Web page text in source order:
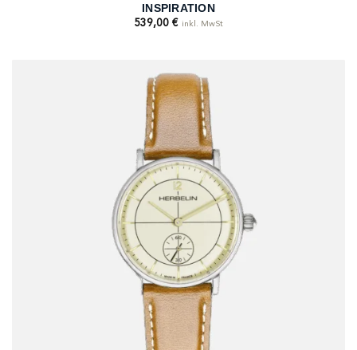
INSPIRATION
539,00 € inkl. MwSt